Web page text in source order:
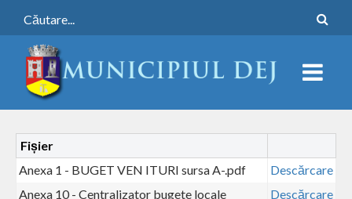
Fișier
Anexa 1 - BUGET VEN ITURI sursa A-.pdf
Descărcare
Anexa 10 - Centralizator bugete locale
Descărcare